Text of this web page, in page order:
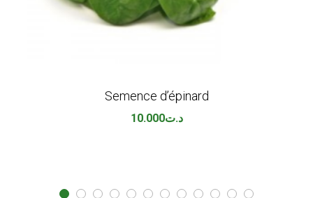
Semence d’épinard
د.ت10.000